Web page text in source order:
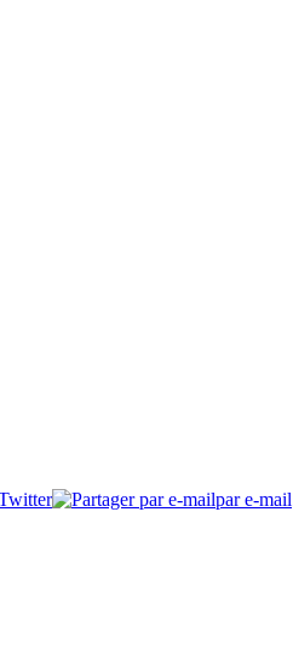
par e-mail